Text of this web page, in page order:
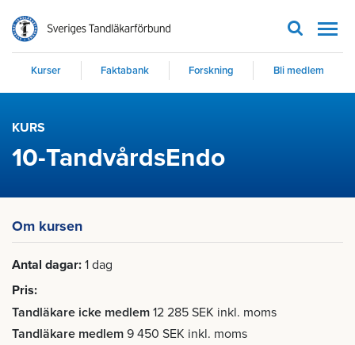
Kurser Faktabank Forskning Bli medlem
KURS
10-TandvårdsEndo
Om kursen
Antal dagar 1 dag
Pris
Tandläkare icke medlem 12 285 SEK inkl. moms
Tandläkare medlem 9 450 SEK inkl. moms